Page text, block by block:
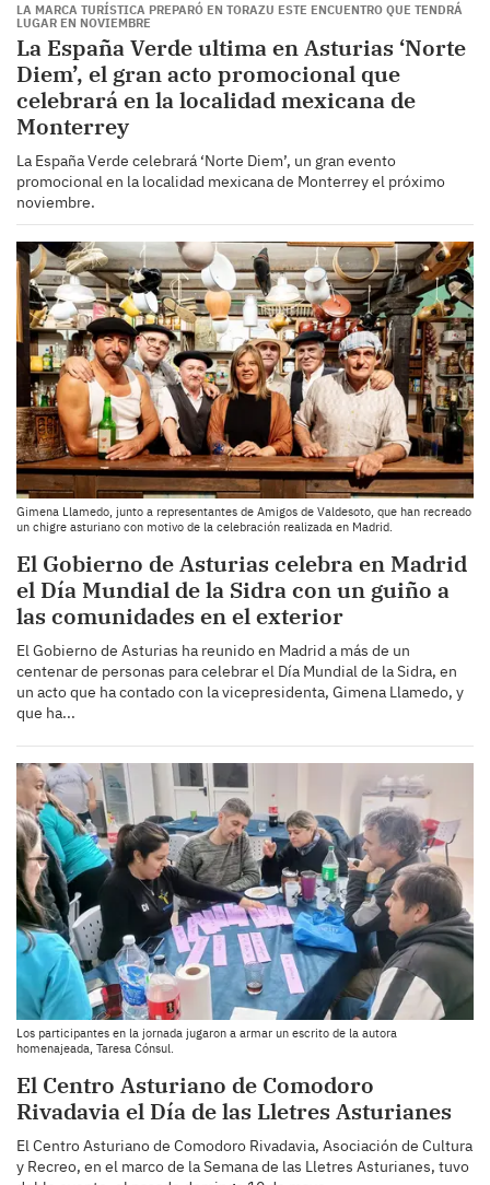
LA MARCA TURÍSTICA PREPARÓ EN TORAZU ESTE ENCUENTRO QUE TENDRÁ
LUGAR EN NOVIEMBRE
La España Verde ultima en Asturias ‘Norte
Diem’, el gran acto promocional que
celebrará en la localidad mexicana de
Monterrey
La España Verde celebrará ‘Norte Diem’, un gran evento
promocional en la localidad mexicana de Monterrey el próximo
noviembre.
Gimena Llamedo, junto a representantes de Amigos de Valdesoto, que han recreado
un chigre asturiano con motivo de la celebración realizada en Madrid.
El Gobierno de Asturias celebra en Madrid
el Día Mundial de la Sidra con un guiño a
las comunidades en el exterior
El Gobierno de Asturias ha reunido en Madrid a más de un
centenar de personas para celebrar el Día Mundial de la Sidra, en
un acto que ha contado con la vicepresidenta, Gimena Llamedo, y
que ha...
Los participantes en la jornada jugaron a armar un escrito de la autora
homenajeada, Taresa Cónsul.
El Centro Asturiano de Comodoro
Rivadavia el Día de las Lletres Asturianes
El Centro Asturiano de Comodoro Rivadavia, Asociación de Cultura
y Recreo, en el marco de la Semana de las Lletres Asturianes, tuvo